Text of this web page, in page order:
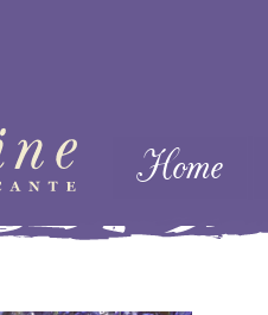
Menu
Skip naar content
Home